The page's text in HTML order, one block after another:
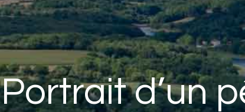
Portrait d’un